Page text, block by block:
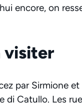
encore, on
visiter
par Sirmione et
di Catullo. Les